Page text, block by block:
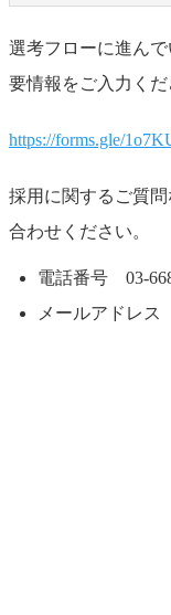
選考フローに進ん
要情報をご入力くだ
https://forms.gle/
採用に関するご質
合わせください。
電話番号 03-
メールアドレス